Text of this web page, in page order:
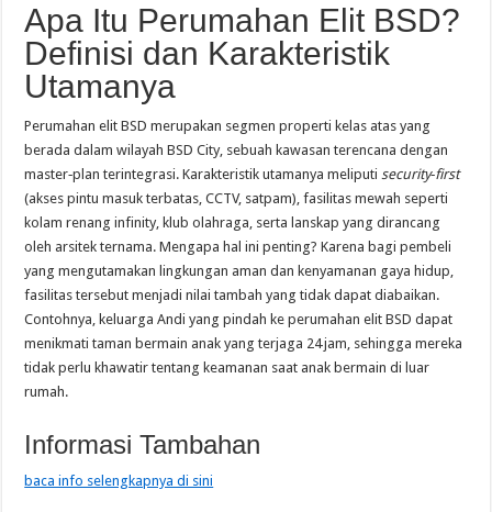
Apa Itu Perumahan Elit BSD?
Definisi dan Karakteristik
Utamanya
Perumahan elit BSD merupakan segmen properti kelas atas yang
berada dalam wilayah BSD City, sebuah kawasan terencana dengan
master‑plan terintegrasi. Karakteristik utamanya meliputi security‑first
(akses pintu masuk terbatas, CCTV, satpam), fasilitas mewah seperti
kolam renang infinity, klub olahraga, serta lanskap yang dirancang
oleh arsitek ternama. Mengapa hal ini penting? Karena bagi pembeli
yang mengutamakan lingkungan aman dan kenyamanan gaya hidup,
fasilitas tersebut menjadi nilai tambah yang tidak dapat diabaikan.
Contohnya, keluarga Andi yang pindah ke perumahan elit BSD dapat
menikmati taman bermain anak yang terjaga 24 jam, sehingga mereka
tidak perlu khawatir tentang keamanan saat anak bermain di luar
rumah.
Informasi Tambahan
baca info selengkapnya di sini